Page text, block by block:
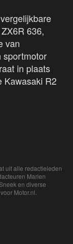
636,
van
sportmotor
in plaats
Kawasaki R2
uit alle redactieleden
Marien
en diverse
Motor.nl.